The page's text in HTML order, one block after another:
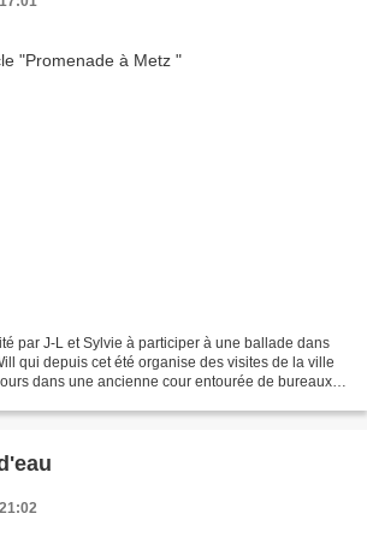
par J-L et Sylvie à participer à une ballade dans
qui depuis cet été organise des visites de la ville
dans une ancienne cour entourée de bureaux